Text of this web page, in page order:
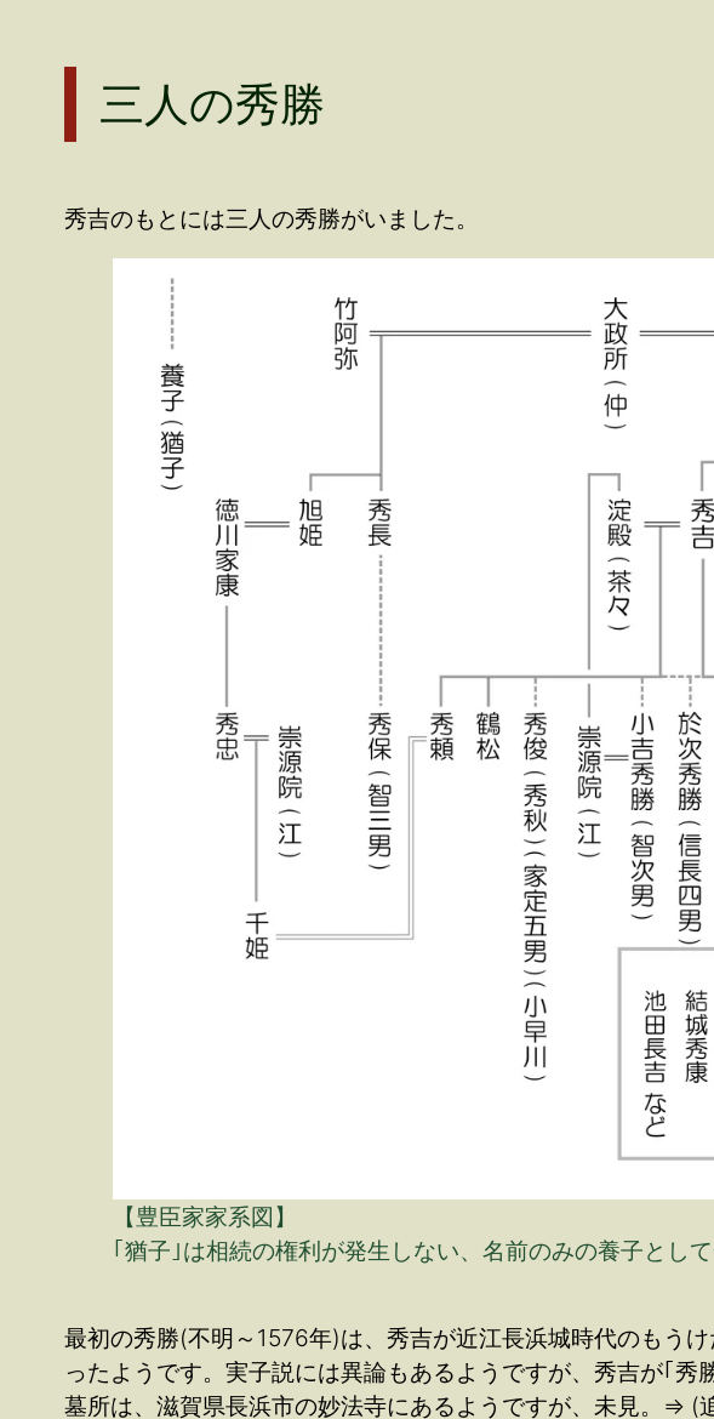
三人の秀勝
秀吉のもとには三人の秀勝がいました。
【豊臣家家系図】
｢猶子｣は相続の権利が発生しない、名前のみの養子とし
最初の秀勝(不明～1576年)は、秀吉が近江長浜城時代のもう
ったようです。実子説には異論もあるようですが、秀吉が｢秀
墓所は、滋賀県長浜市の妙法寺にあるようですが、未見。⇒ (